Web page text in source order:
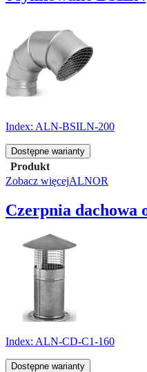
Index: ALN-BSILN-200
Dostępne warianty
Produkt
Zobacz więcejALNOR
Czerpnia dachowa
Index: ALN-CD-C1-160
Dostępne warianty